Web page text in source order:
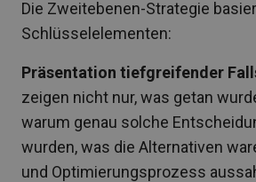
Die Zweitebenen-Strategie
Schlüsselelementen:
Präsentation tiefgreifender
zeigen nicht nur, was getan
warum genau solche
wurden, was die Alternativen
und Optimierungsprozess